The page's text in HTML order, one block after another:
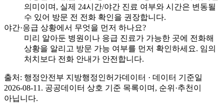
의미이며, 실제 24시간/야간 진료 여부와 시간은 변동될
수 있어 방문 전 전화 확인을 권장합니다.
야간·응급 상황에서 무엇을 먼저 하나요?
미리 알아둔 병원이나 응급 진료가 가능한 곳에 전화해
상황을 알리고 방문 가능 여부를 먼저 확인하세요. 임의
처치보다 전화 안내가 안전합니다.
출처: 행정안전부 지방행정인허가데이터 · 데이터 기준일
2026-08-11 . 공공데이터 상호 기준 목록이며, 순위·추천이
아닙니다.